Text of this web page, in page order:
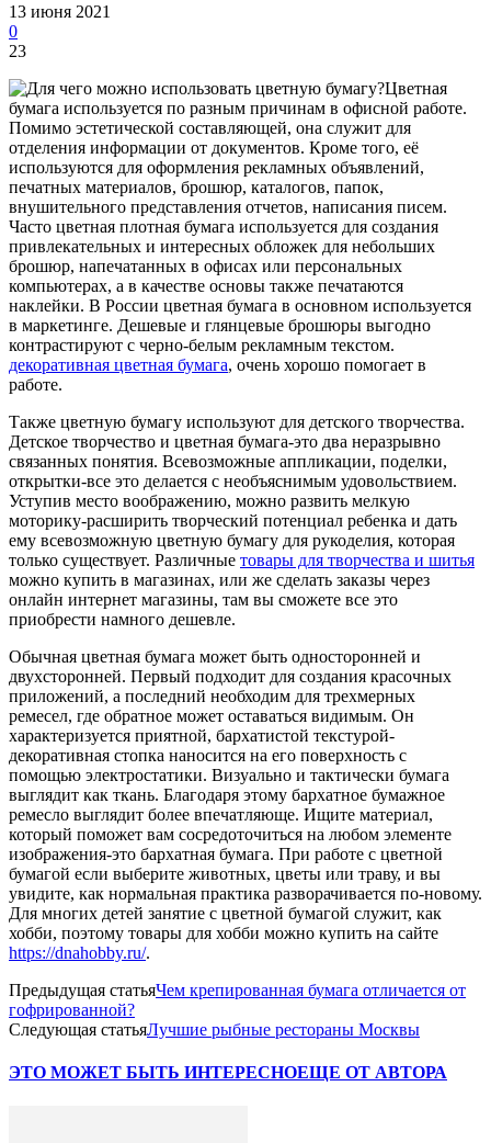
13 июня 2021
0
23
Цветная
бумага используется по разным причинам в офисной работе.
Помимо эстетической составляющей, она служит для
отделения информации от документов. Кроме того, её
используются для оформления рекламных объявлений,
печатных материалов, брошюр, каталогов, папок,
внушительного представления отчетов, написания писем.
Часто цветная плотная бумага используется для создания
привлекательных и интересных обложек для небольших
брошюр, напечатанных в офисах или персональных
компьютерах, а в качестве основы также печатаются
наклейки. В России цветная бумага в основном используется
в маркетинге. Дешевые и глянцевые брошюры выгодно
контрастируют с черно-белым рекламным текстом.
декоративная цветная бумага, очень хорошо помогает в
работе.
Также цветную бумагу используют для детского творчества.
Детское творчество и цветная бумага-это два неразрывно
связанных понятия. Всевозможные аппликации, поделки,
открытки-все это делается с необъяснимым удовольствием.
Уступив место воображению, можно развить мелкую
моторику-расширить творческий потенциал ребенка и дать
ему всевозможную цветную бумагу для рукоделия, которая
только существует. Различные товары для творчества и шитья
можно купить в магазинах, или же сделать заказы через
онлайн интернет магазины, там вы сможете все это
приобрести намного дешевле.
Обычная цветная бумага может быть односторонней и
двухсторонней. Первый подходит для создания красочных
приложений, а последний необходим для трехмерных
ремесел, где обратное может оставаться видимым. Он
характеризуется приятной, бархатистой текстурой-
декоративная стопка наносится на его поверхность с
помощью электростатики. Визуально и тактически бумага
выглядит как ткань. Благодаря этому бархатное бумажное
ремесло выглядит более впечатляюще. Ищите материал,
который поможет вам сосредоточиться на любом элементе
изображения-это бархатная бумага. При работе с цветной
бумагой если выберите животных, цветы или траву, и вы
увидите, как нормальная практика разворачивается по-новому.
Для многих детей занятие с цветной бумагой служит, как
хобби, поэтому товары для хобби можно купить на сайте
https://dnahobby.ru/.
Предыдущая статьяЧем крепированная бумага отличается от
гофрированной?
Следующая статьяЛучшие рыбные рестораны Москвы
ЭТО МОЖЕТ БЫТЬ ИНТЕРЕСНОЕЩЕ ОТ АВТОРА